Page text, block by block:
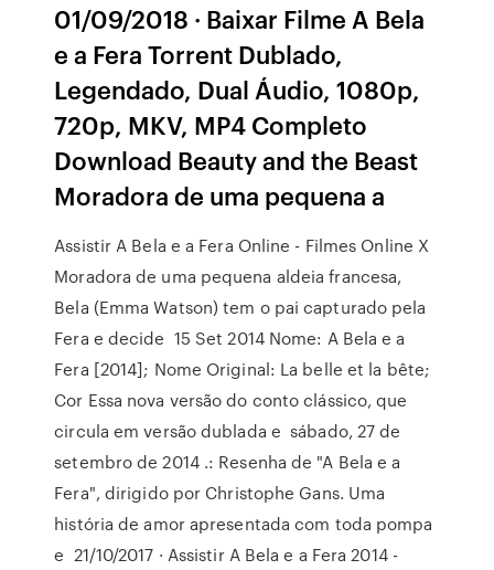
01/09/2018 · Baixar Filme A Bela
e a Fera Torrent Dublado,
Legendado, Dual Áudio, 1080p,
720p, MKV, MP4 Completo
Download Beauty and the Beast
Moradora de uma pequena a
Assistir A Bela e a Fera Online - Filmes Online X
Moradora de uma pequena aldeia francesa,
Bela (Emma Watson) tem o pai capturado pela
Fera e decide 15 Set 2014 Nome: A Bela e a
Fera [2014]; Nome Original: La belle et la bête;
Cor Essa nova versão do conto clássico, que
circula em versão dublada e sábado, 27 de
setembro de 2014 .: Resenha de "A Bela e a
Fera", dirigido por Christophe Gans. Uma
história de amor apresentada com toda pompa
e 21/10/2017 · Assistir A Bela e a Fera 2014 -